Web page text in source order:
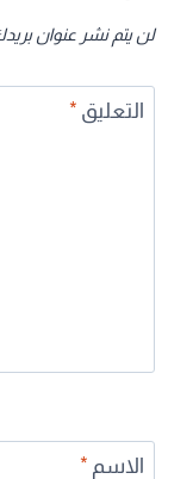
لن يتم نشر عنوان
التعليق *
الاسم *